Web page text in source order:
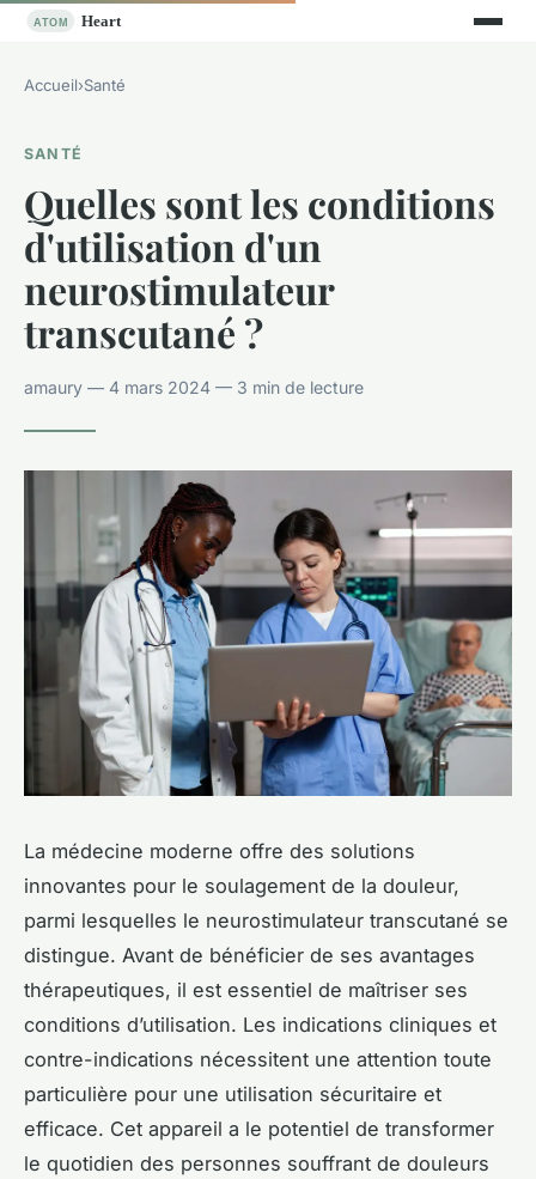
Accueil›Santé
SANTÉ
Quelles sont les conditions
d'utilisation d'un
neurostimulateur
transcutané ?
amaury — 4 mars 2024 — 3 min de lecture
La médecine moderne offre des solutions
innovantes pour le soulagement de la douleur,
parmi lesquelles le neurostimulateur transcutané se
distingue. Avant de bénéficier de ses avantages
thérapeutiques, il est essentiel de maîtriser ses
conditions d’utilisation. Les indications cliniques et
contre-indications nécessitent une attention toute
particulière pour une utilisation sécuritaire et
efficace. Cet appareil a le potentiel de transformer
le quotidien des personnes souffrant de douleurs